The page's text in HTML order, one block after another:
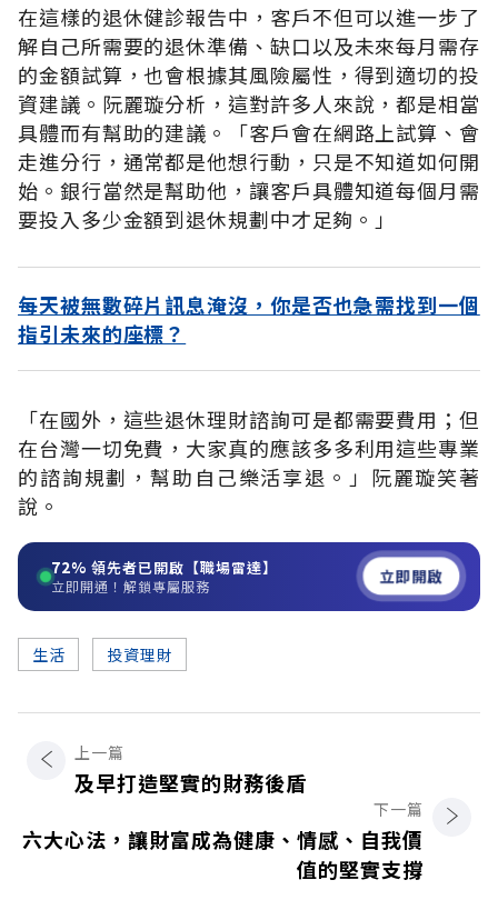
在這樣的退休健診報告中，客戶不但可以進一步了
解自己所需要的退休準備、缺口以及未來每月需存
的金額試算，也會根據其風險屬性，得到適切的投
資建議。阮麗璇分析，這對許多人來說，都是相當
具體而有幫助的建議。「客戶會在網路上試算、會
走進分行，通常都是他想行動，只是不知道如何開
始。銀行當然是幫助他，讓客戶具體知道每個月需
要投入多少金額到退休規劃中才足夠。」
每天被無數碎片訊息淹沒，你是否也急需找到一個
指引未來的座標？
「在國外，這些退休理財諮詢可是都需要費用；但
在台灣一切免費，大家真的應該多多利用這些專業
的諮詢規劃，幫助自己樂活享退。」阮麗璇笑著
說。
72% 領先者已開啟【職場雷達】
立即開通！解鎖專屬服務 立即開啟
生活 投資理財
上一篇
及早打造堅實的財務後盾
下一篇
六大心法，讓財富成為健康、情感、自我價
值的堅實支撐